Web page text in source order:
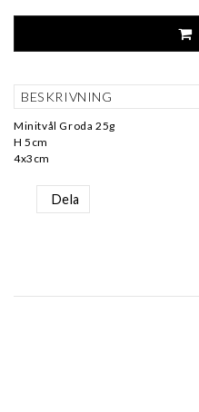
BESKRIVNING
Minitvål Groda 25g
H 5cm
4x3cm
Dela